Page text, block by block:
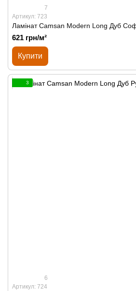
7
Артикул: 723
Ламінат Сamsan Modern Long Дуб
621 грн/м²
Купити
3
6
Артикул: 724